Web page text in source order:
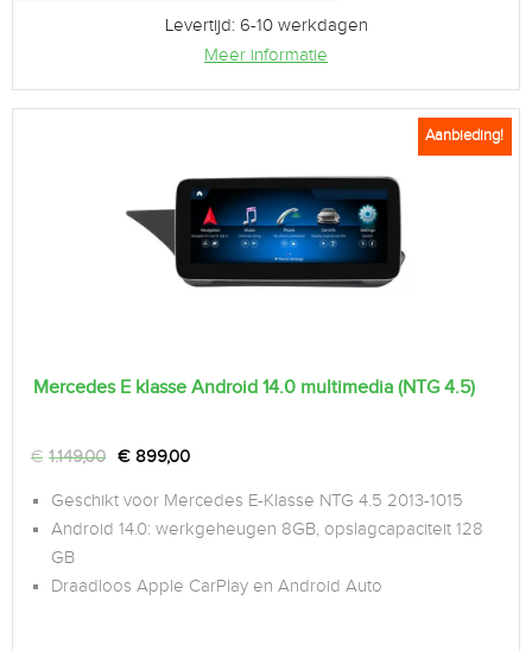
Levertijd: 6-10 werkdagen
Meer informatie
Aanbieding!
Mercedes E klasse Android 14.0 multimedia (NTG 4.5)
€ 1.149,00 € 899,00
Geschikt voor Mercedes E-Klasse NTG 4.5 2013-1015
Android 14.0: werkgeheugen 8GB, opslagcapaciteit 128
GB
Draadloos Apple CarPlay en Android Auto